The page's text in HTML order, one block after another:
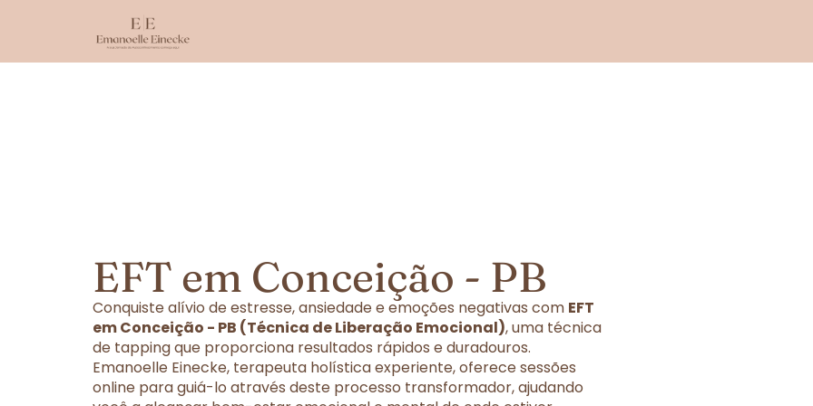
EFT em Conceição - PB
Conquiste alívio de estresse, ansiedade e emoções negativas com EFT
em Conceição - PB (Técnica de Liberação Emocional), uma técnica
de tapping que proporciona resultados rápidos e duradouros.
Emanoelle Einecke, terapeuta holística experiente, oferece sessões
online para guiá-lo através deste processo transformador, ajudando